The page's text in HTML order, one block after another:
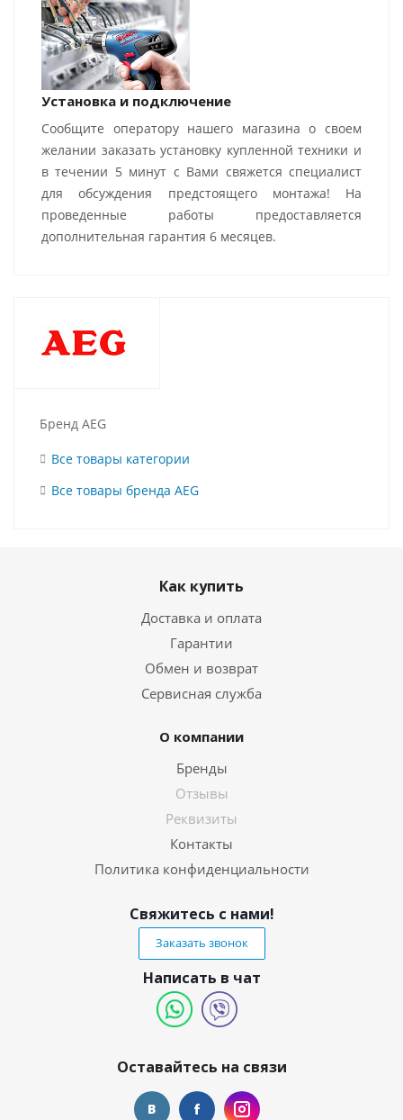
Установка и подключение
Сообщите оператору нашего магазина о своем
желании заказать установку купленной техники и
в течении 5 минут с Вами свяжется специалист
для обсуждения предстоящего монтажа! На
проведенные работы предоставляется
дополнительная гарантия 6 месяцев.
Бренд AEG
Все товары категории
Все товары бренда AEG
Как купить
Доставка и оплата
Гарантии
Обмен и возврат
Сервисная служба
О компании
Бренды
Отзывы
Реквизиты
Контакты
Политика конфиденциальности
Свяжитесь с нами!
Заказать звонок
Написать в чат
Оставайтесь на связи